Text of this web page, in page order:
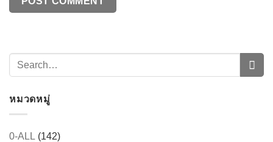
หมวดหมู่
0-ALL (142)